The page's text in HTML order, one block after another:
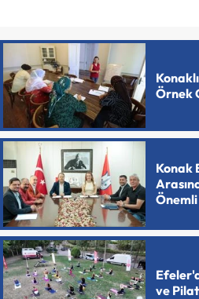
Örnek
Konak
ve